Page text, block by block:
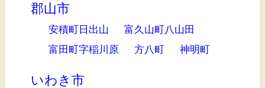
郡山市
安積町日出山
富久山町八山田
富田町字稲川原
方八町 神明町
いわき市